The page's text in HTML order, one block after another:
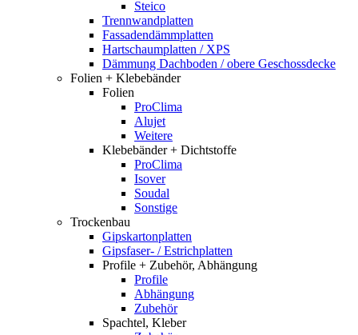
Steico
Trennwandplatten
Fassadendämmplatten
Hartschaumplatten / XPS
Dämmung Dachboden / obere Geschossdecke
Folien + Klebebänder
Folien
ProClima
Alujet
Weitere
Klebebänder + Dichtstoffe
ProClima
Isover
Soudal
Sonstige
Trockenbau
Gipskartonplatten
Gipsfaser- / Estrichplatten
Profile + Zubehör, Abhängung
Profile
Abhängung
Zubehör
Spachtel, Kleber